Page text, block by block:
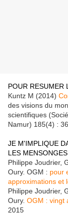
POUR RESUMER
Kuntz M (2014)
des visions du
scientifiques
Namur) 185(4) :
JE M'IMPLIQUE
LES
Philippe Joudrier,
Oury. OGM : pour
approximations et
Philippe Joudrier,
Oury. OGM : vingt
2015